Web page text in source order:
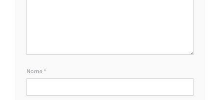
Nome *